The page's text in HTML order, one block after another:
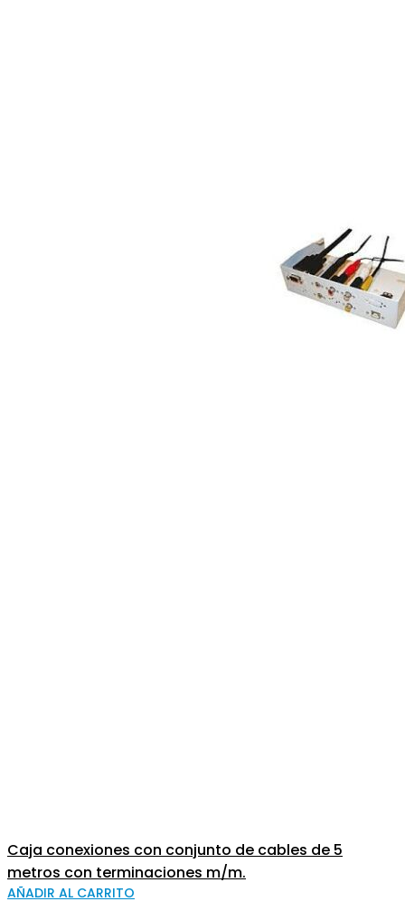
Caja conexiones con conjunto de cables de 5
metros con terminaciones m/m.
AÑADIR AL CARRITO